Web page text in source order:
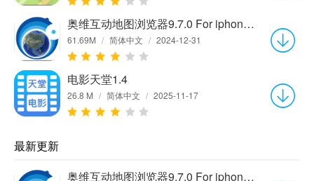
奥维互动地图浏览器9.7.0 For iphone官方版
61.69M / 简体中文 / 2024-12-31
电影天堂1.4
26.8 M / 简体中文 / 2025-11-17
最新更新
奥维互动地图浏览器9.7.0 For iphone官方版